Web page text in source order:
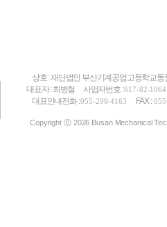
상호 : 재단법인 부산기계공업고등학교
대표자 : 최병철
사업자번호 :617-82-
대표안내전화 :055-299-4163 FAX :
Copyright ⓒ 2026 Busan Mechanical